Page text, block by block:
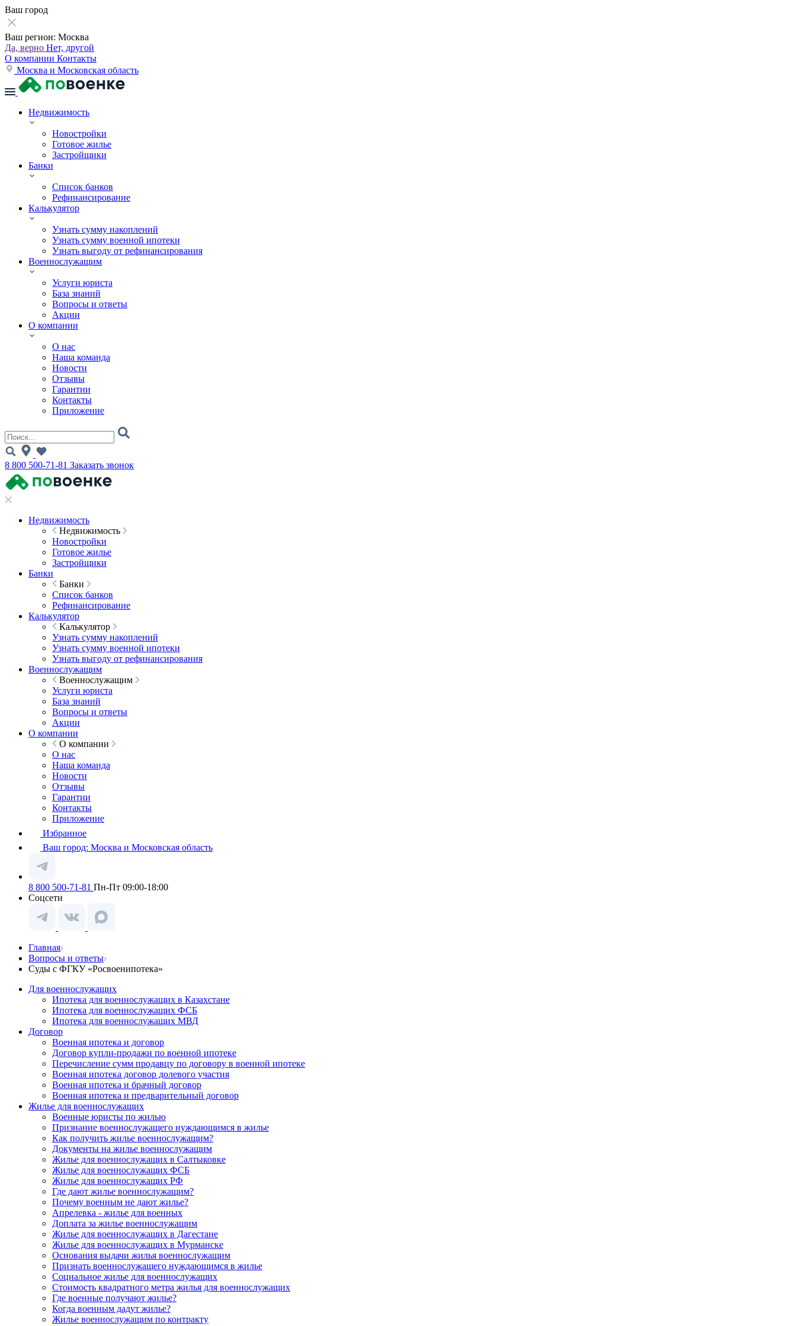
Ваш город
Ваш регион: Москва
Да, верно Нет, другой
О компании Контакты
Москва и Московская область
Недвижимость
Новостройки
Готовое жилье
Застройщики
Банки
Список банков
Рефинансирование
Калькулятор
Узнать сумму накоплений
Узнать сумму военной ипотеки
Узнать выгоду от рефинансирования
Военнослужащим
Услуги юриста
База знаний
Вопросы и ответы
Акции
О компании
О нас
Наша команда
Новости
Отзывы
Гарантии
Контакты
Приложение
8 800 500-71-81 Заказать звонок
Недвижимость
Недвижимость
Новостройки
Готовое жилье
Застройщики
Банки
Банки
Список банков
Рефинансирование
Калькулятор
Калькулятор
Узнать сумму накоплений
Узнать сумму военной ипотеки
Узнать выгоду от рефинансирования
Военнослужащим
Военнослужащим
Услуги юриста
База знаний
Вопросы и ответы
Акции
О компании
О компании
О нас
Наша команда
Новости
Отзывы
Гарантии
Контакты
Приложение
Избранное
Ваш город: Москва и Московская область
8 800 500-71-81 Пн-Пт 09:00-18:00
Соцсети
Главная
Вопросы и ответы
Суды с ФГКУ «Росвоенипотека»
Для военнослужащих
Ипотека для военнослужащих в Казахстане
Ипотека для военнослужащих ФСБ
Ипотека для военнослужащих МВД
Договор
Военная ипотека и договор
Договор купли-продажи по военной ипотеке
Перечисление сумм продавцу по договору в военной ипотеке
Военная ипотека договор долевого участия
Военная ипотека и брачный договор
Военная ипотека и предварительный договор
Жилье для военнослужащих
Военные юристы по жилью
Признание военнослужащего нуждающимся в жилье
Как получить жилье военнослужащим?
Документы на жилье военнослужащим
Жилье для военнослужащих в Салтыковке
Жилье для военнослужащих ФСБ
Жилье для военнослужащих РФ
Где дают жилье военнослужащим?
Почему военным не дают жилье?
Апрелевка - жилье для военных
Доплата за жилье военнослужащим
Жилье для военнослужащих в Дагестане
Жилье для военнослужащих в Мурманске
Основания выдачи жилья военнослужащим
Признать военнослужащего нуждающимся в жилье
Социальное жилье для военнослужащих
Стоимость квадратного метра жилья для военнослужащих
Где военные получают жилье?
Когда военным дадут жилье?
Жилье военнослужащим по контракту